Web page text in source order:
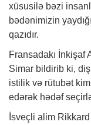
xüsusilə bəzi
bədənimizin
qazıdır.
Fransadakı İnkişaf
Simar bildirib ki,
istilik və rütubət
edərək hədəf
İsveçli alim